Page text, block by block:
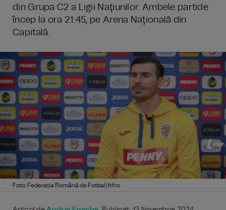
din Grupa C2 a Ligii Naţiunilor. Ambele partide
încep la ora 21:45, pe Arena Naţională din
Capitală.
Foto: Federația Română de Fotbal | frf.ro